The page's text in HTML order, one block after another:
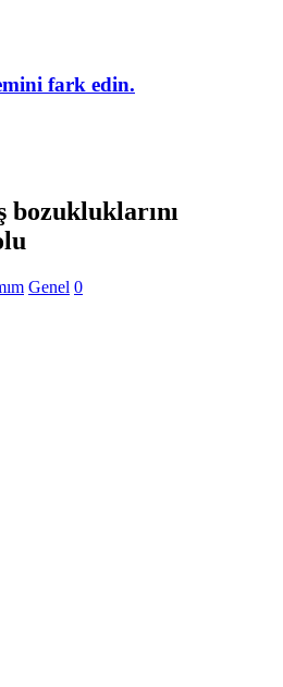
fark edin.
bozukluklarını
Genel 0